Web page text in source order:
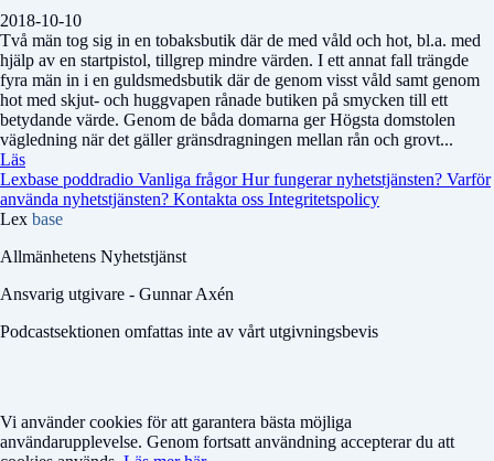
2018-10-10
Två män tog sig in en tobaksbutik där de med våld och hot, bl.a. med
hjälp av en startpistol, tillgrep mindre värden. I ett annat fall trängde
fyra män in i en guldsmedsbutik där de genom visst våld samt genom
hot med skjut- och huggvapen rånade butiken på smycken till ett
betydande värde. Genom de båda domarna ger Högsta domstolen
vägledning när det gäller gränsdragningen mellan rån och grovt...
Läs
Lexbase poddradio Vanliga frågorHur fungerar nyhetstjänsten? Varför
använda nyhetstjänsten? Kontakta oss Integritetspolicy
Lex base
Allmänhetens Nyhetstjänst
Ansvarig utgivare - Gunnar Axén
Podcastsektionen omfattas inte av vårt utgivningsbevis
Vi använder cookies för att garantera bästa möjliga
användarupplevelse. Genom fortsatt användning accepterar du att